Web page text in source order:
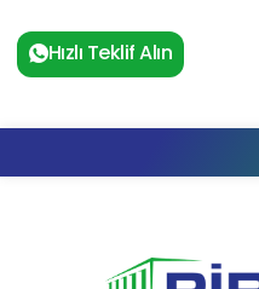
Hızlı Teklif Alın